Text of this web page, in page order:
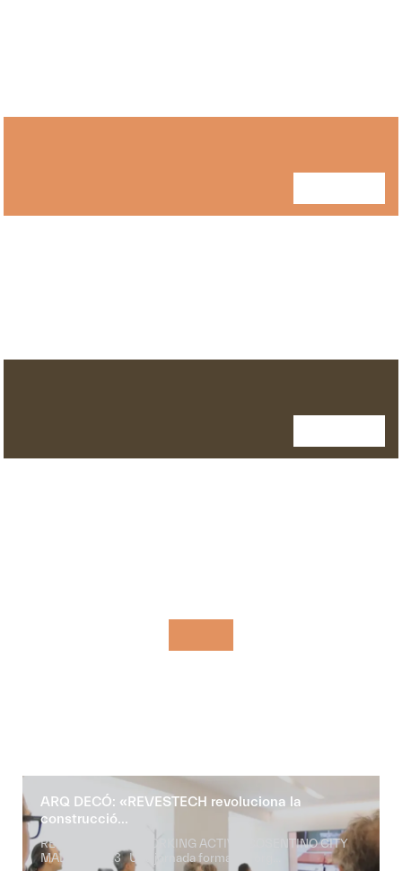
ARQ DECÓ: «REVESTECH revoluciona la
construcció...
REVESTECH NETWORKING ACTIVO COSENTINO CITY
MADRID 2023 Una jornada formativa org...